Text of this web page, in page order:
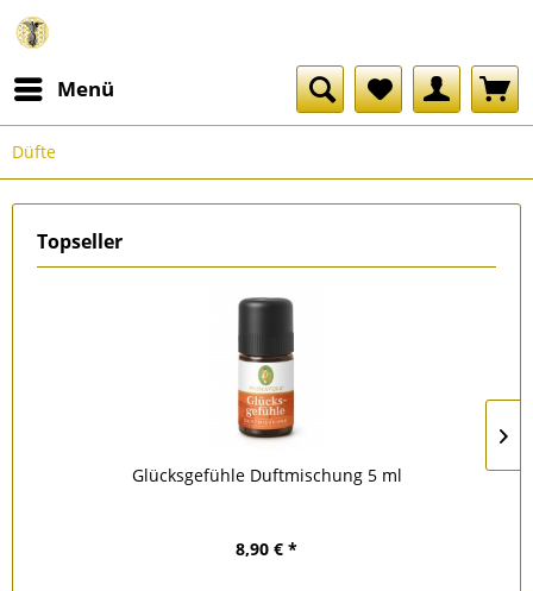
Menü
Düfte
Topseller
Glücksgefühle Duftmischung 5 ml
8,90 € *